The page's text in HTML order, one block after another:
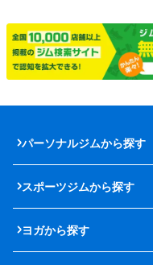
パーソナルジムから探す
スポーツジムから探す
ヨガから探す